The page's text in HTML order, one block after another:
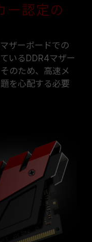
。対応していない
クロック周波数に
ルは標準電圧範
ザーボードやプロ
、それぞれの製造
合わせください。
ー認定の
ザーボードでの
いるDDR4マザー
のため、高速メ
を心配する必要